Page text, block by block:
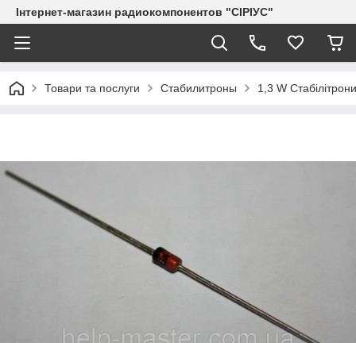
Інтернет-магазин радиокомпонентов "СІРІУС"
Товари та послуги Стабилитроны 1,3 W